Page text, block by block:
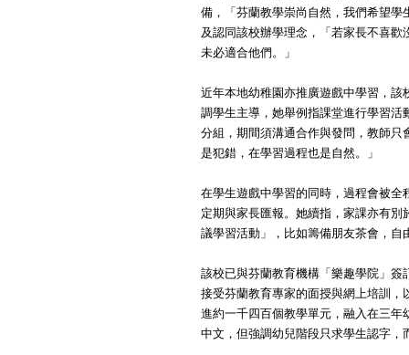
備，「芬蘭教學崇尚自然，我們希望
及認同該校辦學理念，「若家長不喜
未必適合他們。」
近年本地幼稚園亦推廣遊戲中學習，
調學生主導，她舉例指課堂進行學習
分組，期間須溝通合作與發問，教師
是犯錯，在學習過程也是自然。」
在學生遊戲中學習的同時，過程會被
定期與家長匯報。她續指，家課亦有
議學習活動」，比如籌備朋友茶會，
該校已與芬蘭教育機構「樂趣學院」
接受芬蘭教育專家的面授與網上培訓
進約一千四百個教學單元，融入在三
中文，但強調幼兒階段只求學生認字，